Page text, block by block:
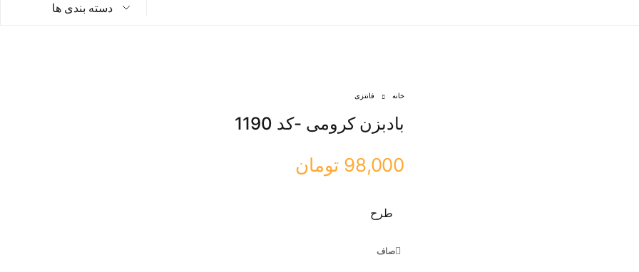
دسته بندی ها
خانه فانتزی
بادبزن کرومی -کد 1190
98,000 تومان
طرح
صاف